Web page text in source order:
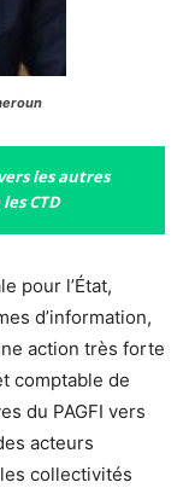
les autres
CTD
pour l’État,
d’information,
action très forte
comptable de
du PAGFI vers
acteurs
collectivités